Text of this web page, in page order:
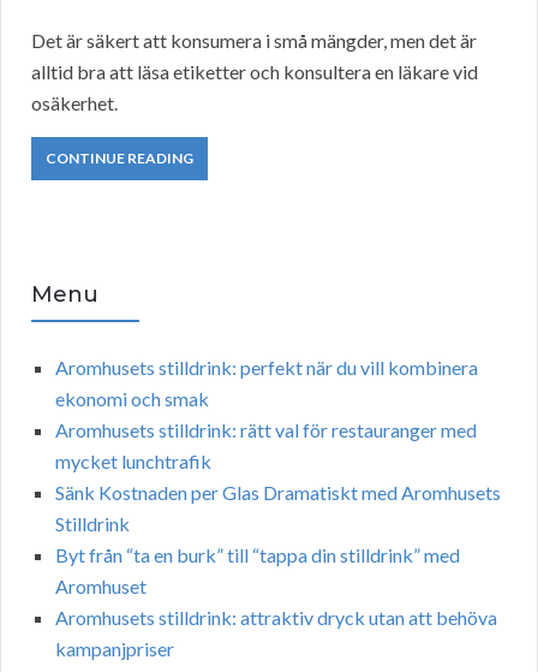
Det är säkert att konsumera i små mängder, men det är
alltid bra att läsa etiketter och konsultera en läkare vid
osäkerhet.
CONTINUE READING
Menu
Aromhusets stilldrink: perfekt när du vill kombinera
ekonomi och smak
Aromhusets stilldrink: rätt val för restauranger med
mycket lunchtrafik
Sänk Kostnaden per Glas Dramatiskt med Aromhusets
Stilldrink
Byt från “ta en burk” till “tappa din stilldrink” med
Aromhuset
Aromhusets stilldrink: attraktiv dryck utan att behöva
kampanjpriser